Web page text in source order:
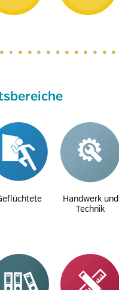
Handwerk und
Technik